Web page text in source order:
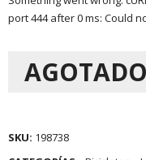
port 444 after 0 ms: Could
AGOTADO
SKU: 198738